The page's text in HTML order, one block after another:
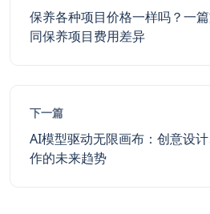
保养各种项目价格一样吗？一
同保养项目费用差异
下一篇
AI模型驱动无限画布：创意设
作的未来趋势